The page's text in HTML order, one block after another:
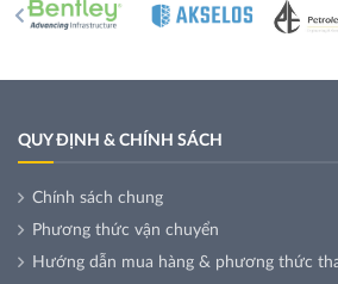
QUY ĐỊNH & CHÍNH SÁCH
Chính sách chung
Phương thức vận chuyển
Hướng dẫn mua hàng & phương thức